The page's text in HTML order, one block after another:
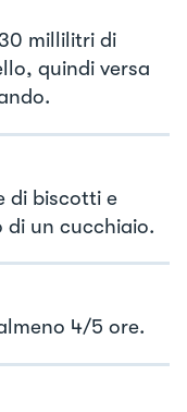
millilitri di
quindi versa
di biscotti e
di un cucchiaio.
4/5 ore.